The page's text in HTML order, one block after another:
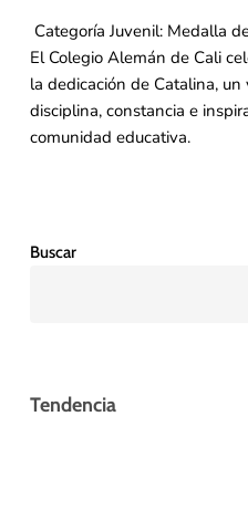
Categoría Juvenil: Medalla
El Colegio Alemán de Cali
la dedicación de Catalina,
disciplina, constancia e
comunidad educativa.
Buscar
Tendencia